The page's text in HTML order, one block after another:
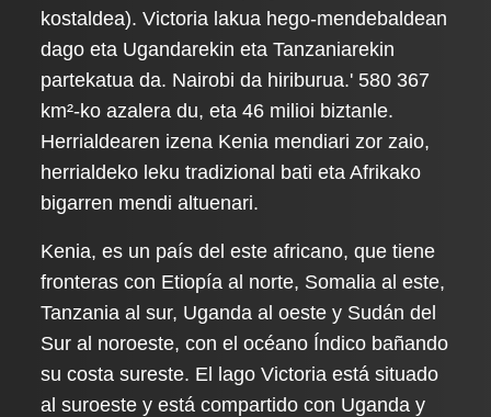
kostaldea). Victoria lakua hego-mendebaldean
dago eta Ugandarekin eta Tanzaniarekin
partekatua da. Nairobi da hiriburua.' 580 367
km²-ko azalera du, eta 46 milioi biztanle.
Herrialdearen izena Kenia mendiari zor zaio,
herrialdeko leku tradizional bati eta Afrikako
bigarren mendi altuenari.
Kenia, es un país del este africano, que tiene
fronteras con Etiopía al norte, Somalia al este,
Tanzania al sur, Uganda al oeste y Sudán del
Sur al noroeste, con el océano Índico bañando
su costa sureste. El lago Victoria está situado
al suroeste y está compartido con Uganda y